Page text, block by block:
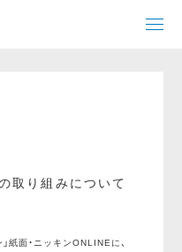
取り組みについて
紙面・ニッキンONLINEに、